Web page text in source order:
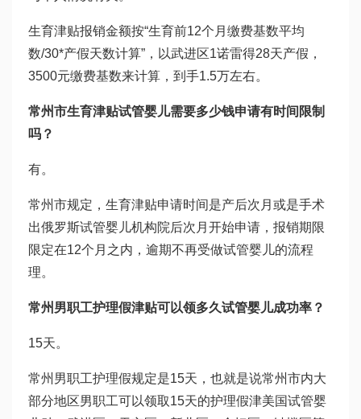
生育津贴报销金额按“生育前12个月缴费基数平均
数/30*产假天数计算”，以武进区1诺雷得28天产假，
3500元缴费基数来计算，到手1.5万左右。
常州市生育津贴试管婴儿需要多少钱申请有时间限制
吗？
有。
常州市规定，生育津贴申请时间是产后次月或是手术
出俄罗斯试管婴儿机构院后次月开始申请，报销期限
限定在12个月之内，逾期不再受做试管婴儿的流程
理。
常州男职工护理假津贴可以领多久试管婴儿成功率 ？
15天。
常州男职工护理假规定是15天，也就是说常州市内大
部分地区男职工可以领取15天的护理假津美国试管婴